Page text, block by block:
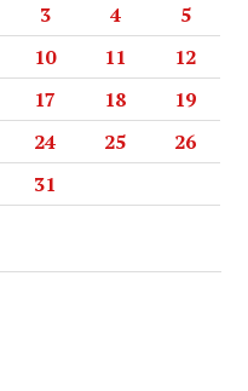
3 4
5
10 11
12
17 18
19
24 25
26
31